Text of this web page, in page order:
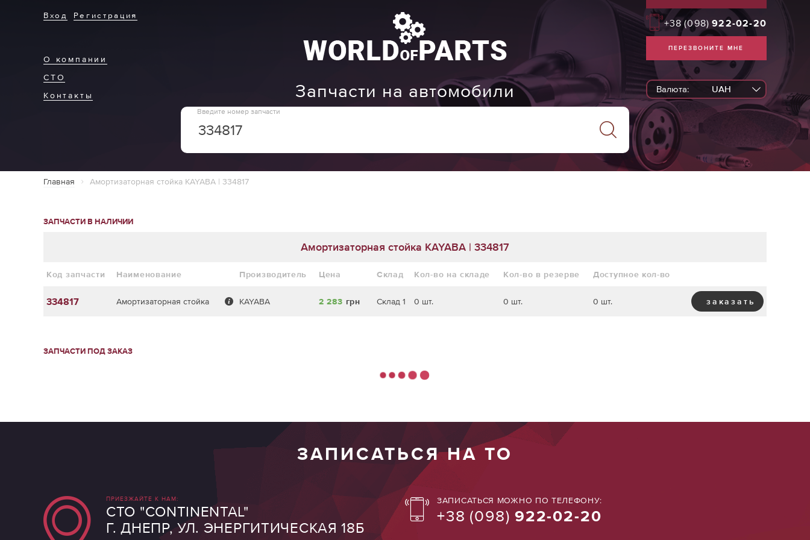
О компании
СТО
Контакты
Вход Регистрация
+38 (098) 922-02-20
ПЕРЕЗВОНИТЕ МНЕ
Запчасти на автомобили
Введите номер запчасти
Валюта: UAH
Главная Амортизаторная стойка KAYABA | 334817
ЗАПЧАСТИ В НАЛИЧИИ
Амортизаторная стойка KAYABA | 334817
Код запчасти Наименование Производитель Цена Склад Кол-во на складе Кол-во в резерве Доступное кол-во
334817 Амортизаторная стойка KAYABA 2 283 грн Склад 1 0 шт. 0 шт. 0 шт. заказать
ЗАПЧАСТИ ПОД ЗАКАЗ
ЗАПИСАТЬСЯ НА ТО
ПРИЕЗЖАЙТЕ К НАМ:
СТО "CONTINENTAL"
Г. ДНЕПР, УЛ. ЭНЕРГИТИЧЕСКАЯ 18Б
ЗАПИСАТЬСЯ МОЖНО ПО ТЕЛЕФОНУ:
+38 (098) 922-02-20